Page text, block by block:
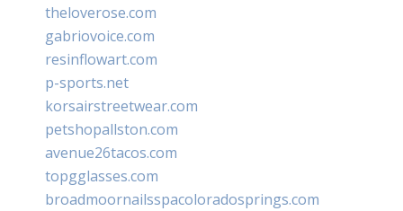
theloverose.com
gabriovoice.com
resinflowart.com
p-sports.net
korsairstreetwear.com
petshopallston.com
avenue26tacos.com
topgglasses.com
broadmoornailsspacoloradosprings.com